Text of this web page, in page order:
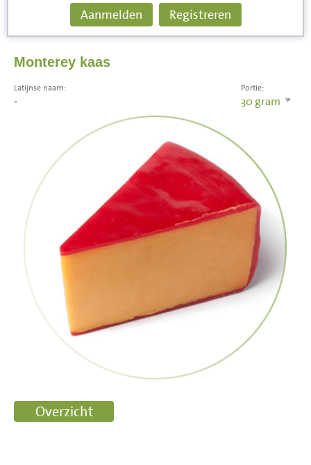
Aanmelden Registreren
Monterey kaas
Portie:
30 gram
Latijnse naam:
-